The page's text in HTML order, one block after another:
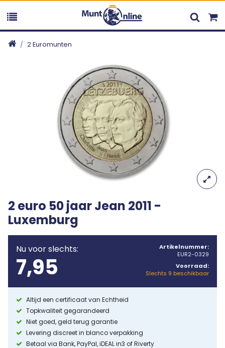
2 Euromunten
2 euro 50 jaar Jean 2011 -
Luxemburg
Nu voor slechts:
7,95
Artikelnummer:
EUR2-0329
Voorraad:
Slechts 9 beschikbaar
Altijd een certificaat van Echtheid
Topkwaliteit gegarandeerd
Niet goed, geld terug garantie
Levering discreet in blanco verpakking
Betaal via Bank, PayPal, iDEAL in3 of Riverty